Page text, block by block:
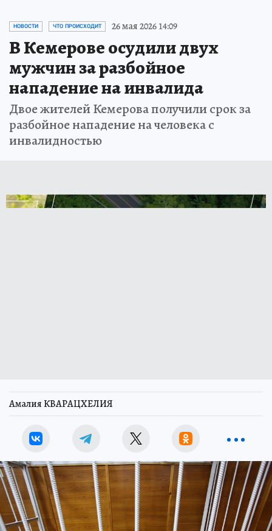
НОВОСТИ ЧТО ПРОИСХОДИТ 26 мая 2026 14:09
В Кемерове осудили двух
мужчин за разбойное
нападение на инвалида
Двое жителей Кемерова получили срок за
разбойное нападение на человека с
инвалидностью
Амалия КВАРАЦХЕЛИЯ